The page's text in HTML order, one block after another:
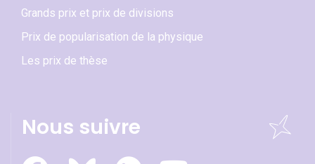
Grands prix et prix de divisions
Prix de popularisation de la physique
Les prix de thèse
Nous suivre